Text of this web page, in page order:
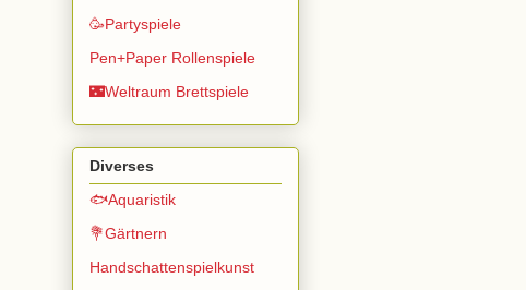
🥳Partyspiele
Pen+Paper Rollenspiele
🌃Weltraum Brettspiele
Diverses
🐟Aquaristik
💐Gärtnern
Handschattenspielkunst